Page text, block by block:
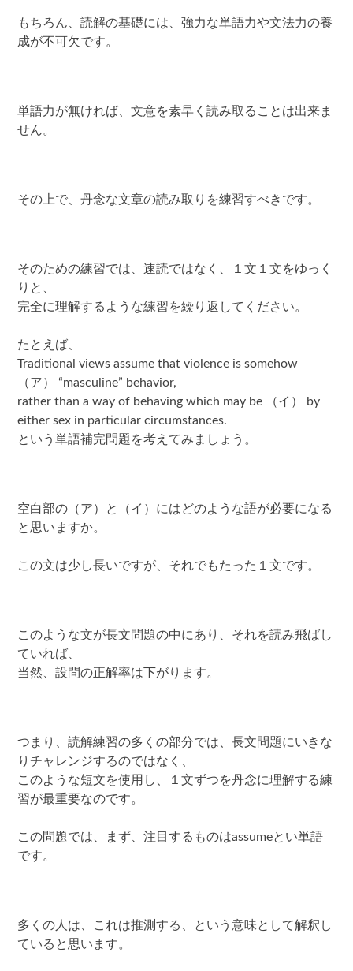
もちろん、読解の基礎には、強力な単語力や文法力の養
成が不可欠です。
単語力が無ければ、文意を素早く読み取ることは出来ま
せん。
その上で、丹念な文章の読み取りを練習すべきです。
そのための練習では、速読ではなく、１文１文をゆっく
りと、
完全に理解するような練習を繰り返してください。
たとえば、
Traditional views assume that violence is somehow
（ア） “masculine” behavior,
rather than a way of behaving which may be （イ） by
either sex in particular circumstances.
という単語補完問題を考えてみましょう。
空白部の（ア）と（イ）にはどのような語が必要になる
と思いますか。
この文は少し長いですが、それでもたった１文です。
このような文が長文問題の中にあり、それを読み飛ばし
ていれば、
当然、設問の正解率は下がります。
つまり、読解練習の多くの部分では、長文問題にいきな
りチャレンジするのではなく、
このような短文を使用し、１文ずつを丹念に理解する練
習が最重要なのです。
この問題では、まず、注目するものはassumeとい単語
です。
多くの人は、これは推測する、という意味として解釈し
ていると思います。